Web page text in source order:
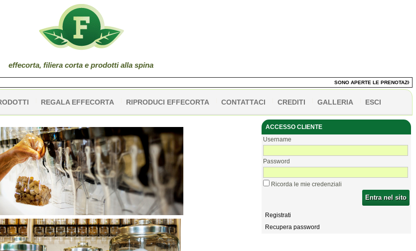
effecorta, filiera corta e prodotti alla spina
SONO APERTE LE PRENOTAZIONI
REGALA EFFECORTA RIPRODUCI EFFECORTA CONTATTACI CREDITI GALLERIA ESCI
ACCESSO CLIENTE
Username
Password
Ricorda le mie credenziali
Entra nel sito
Registrati
Recupera password